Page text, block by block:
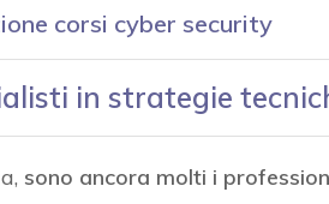
corsi cyber security
in strategie
sono ancora molti i